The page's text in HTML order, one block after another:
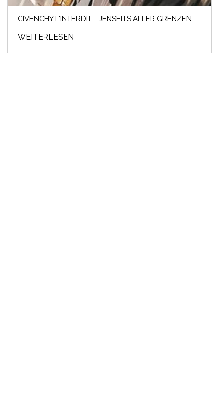
GIVENCHY L'INTERDIT - JENSEITS ALLER GRENZEN
WEITERLESEN